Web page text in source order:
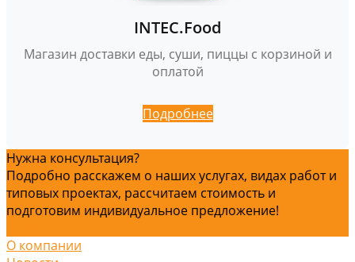
INTEC.Food
Магазин доставки еды, суши, пиццы с корзиной и
оплатой
Подробнее
Нужна консультация?
Подробно расскажем о наших услугах, видах работ и
типовых проектах, рассчитаем стоимость и
подготовим индивидуальное предложение!
О компании